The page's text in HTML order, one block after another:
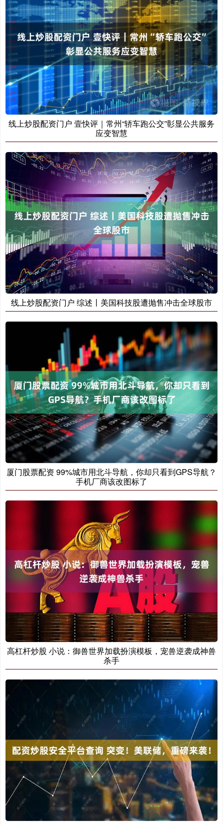
线上炒股配资门户 壹快评｜常州“轿车跑公交”彰显公共服务
应变智慧
线上炒股配资门户 综述丨美国科技股遭抛售冲击全球股市
厦门股票配资 99%城市用北斗导航，你却只看到GPS导航？
手机厂商该改图标了
高杠杆炒股 小说：御兽世界加载扮演模板，宠兽逆袭成神兽
杀手